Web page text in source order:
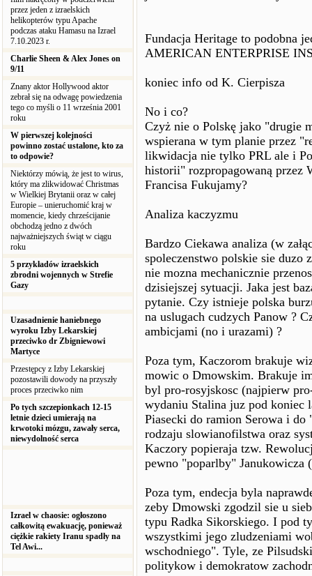
przez jeden z izraelskich
helikopterów typu Apache
podczas ataku Hamasu na Izrael
7.10.2023 r.
Charlie Sheen & Alex Jones on
9/11
Znany aktor Hollywood aktor
zebrał się na odwagę powiedzenia
tego co myśli o 11 września 2001
roku
W pierwszej kolejności
powinno zostać ustalone, kto za
to odpowie?
Niektórzy mówią, że jest to wirus,
który ma zlikwidować Christmas
w Wielkiej Brytanii oraz w całej
Europie – unieruchomić kraj w
momencie, kiedy chrześcijanie
obchodzą jedno z dwóch
najważniejszych świąt w ciągu
roku
5 przykładów izraelskich
zbrodni wojennych w Strefie
Gazy
Uzasadnienie haniebnego
wyroku Izby Lekarskiej
przeciwko dr Zbigniewowi
Martyce
Przestępcy z Izby Lekarskiej
pozostawili dowody na przyszły
proces przeciwko nim
Po tych szczepionkach 12-15
letnie dzieci umierają na
krwotoki mózgu, zawały serca,
niewydolność serca
Izrael w chaosie: ogłoszono
całkowitą ewakuację, ponieważ
ciężkie rakiety Iranu spadły na
Tel Awi...
Fundacja Heritage to podobna
AMERICAN ENTERPRISE
koniec info od K. Cierpisza
No i co?
Czyż nie o Polskę jako "drugie
wspierana w tym planie przez
likwidacja nie tylko PRL ale i
historii" rozpropagowaną przez
Francisa Fukujamy?
Analiza kaczyzmu
Bardzo Ciekawa analiza (w
spoleczenstwo polskie sie duzo
nie mozna mechanicznie
dzisiejszej sytuacji. Jaka jest
pytanie. Czy istnieje polska
na uslugach cudzych Panow ?
ambicjami (no i urazami) ?
Poza tym, Kaczorom brakuje
mowic o Dmowskim. Brakuje
byl pro-rosyjskosc (najpierw
wydaniu Stalina juz pod koniec
Piasecki do ramion Serowa i
rodzaju slowianofilstwa oraz
Kaczory popieraja tzw.
pewno "poparlby"
Poza tym, endecja byla
zeby Dmowski zgodzil sie u
typu Radka Sikorskiego. I pod
wszystkimi jego zludzeniami
wschodniego". Tyle, ze
politykow i demokratow